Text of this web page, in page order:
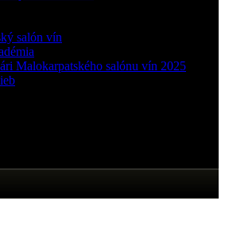
salón vín
Malokarpatského salónu vín 2025